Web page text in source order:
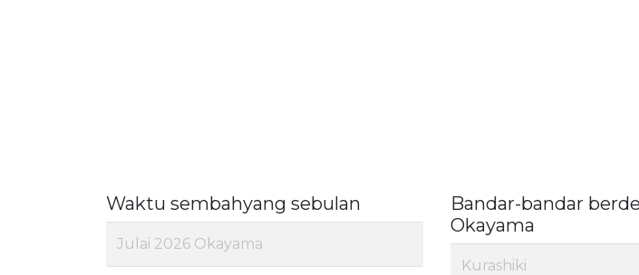
Waktu sembahyang sebulan
Julai 2026 Okayama
Bandar-bandar
Okayama
Kurashiki